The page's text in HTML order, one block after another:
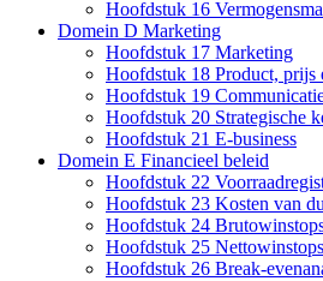
Hoofdstuk 16
Domein D Marketing
Hoofdstuk 17 Marketing
Hoofdstuk 18 Product, prijs
Hoofdstuk 19
Hoofdstuk 20 Strategische
Hoofdstuk 21 E-business
Domein E Financieel beleid
Hoofdstuk 22
Hoofdstuk 23 Kosten van
Hoofdstuk 24
Hoofdstuk 25
Hoofdstuk 26 Break-